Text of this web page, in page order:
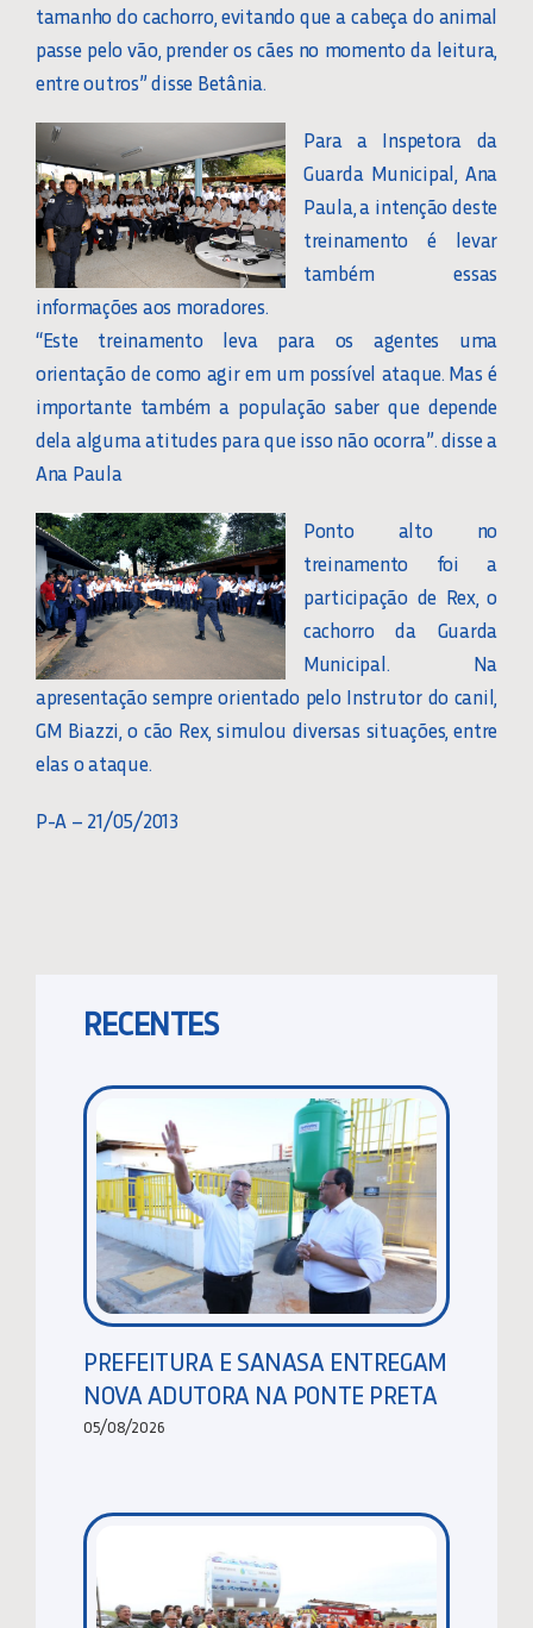
tamanho do cachorro, evitando que a cabeça do animal
passe pelo vão, prender os cães no momento da leitura,
entre outros” disse Betânia.
Para a Inspetora da
Guarda Municipal, Ana
Paula, a intenção deste
treinamento é levar
também essas
informações aos moradores.
“Este treinamento leva para os agentes uma
orientação de como agir em um possível ataque. Mas é
importante também a população saber que depende
dela alguma atitudes para que isso não ocorra”. disse a
Ana Paula
Ponto alto no
treinamento foi a
participação de Rex, o
cachorro da Guarda
Municipal. Na
apresentação sempre orientado pelo Instrutor do canil,
GM Biazzi, o cão Rex, simulou diversas situações, entre
elas o ataque.
P-A – 21/05/2013
RECENTES
PREFEITURA E SANASA ENTREGAM
NOVA ADUTORA NA PONTE PRETA
05/08/2026